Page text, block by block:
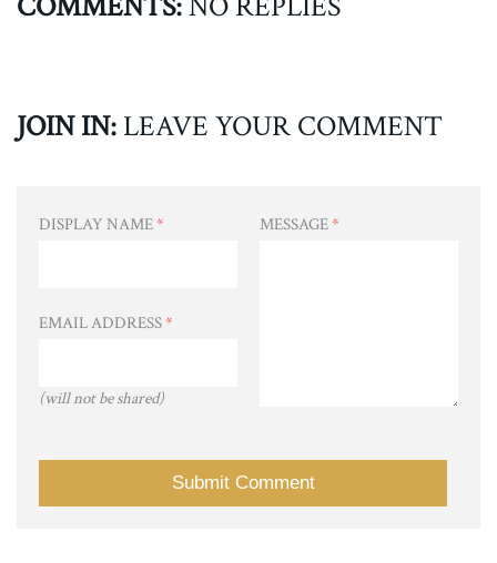
JOIN IN: LEAVE YOUR COMMENT
DISPLAY NAME*
EMAIL ADDRESS*
(will not be shared)
MESSAGE*